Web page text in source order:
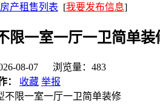
房产租售列表 [我要发布信息]
限一室一厅一卫简单装
08-07 浏览量：483
：
收藏 举报
不限一室一厅一卫简单装修